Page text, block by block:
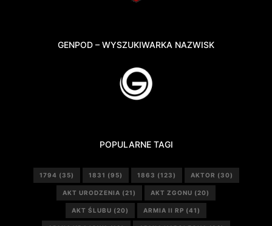
GENPOD – WYSZUKIWARKA NAZWISK
POPULARNE TAGI
1794 (35) 1831 (95) 1863 (123) AKTOR (30)
AKT URODZENIA (21) AKT ZGONU (20)
AKT ŚLUBU (20) ARMIA II RP (41)